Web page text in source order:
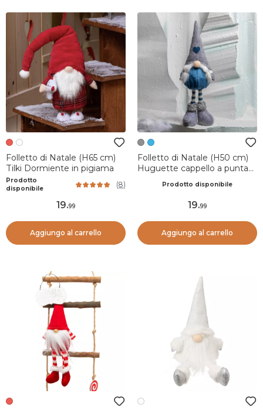
Folletto di Natale (H65 cm)
Tilki Dormiente in pigiama
Prodotto
disponibile
(8)
19.99
Aggiungo al carrello
Folletto di Natale (H50 cm)
Huguette cappello a punta
Prodotto disponibile
19.99
Aggiungo al carrello